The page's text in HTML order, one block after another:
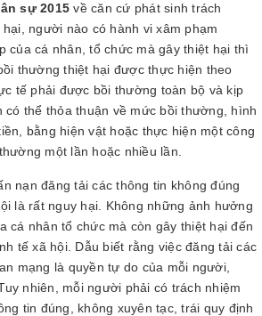
sự 2015 về căn cứ phát sinh trách
người nào có hành vi xâm phạm
của cá nhân, tổ chức mà gây thiệt hại thì
thường thiệt hại được thực hiện theo
tế phải được bồi thường toàn bộ và kịp
có thể thỏa thuận về mức bồi thường, hình
bằng hiện vật hoặc thực hiện một công
một lần hoặc nhiều lần.
nạn đăng tải các thông tin không đúng
là rất nguy hại. Không những ảnh hưởng
cá nhân tổ chức mà còn gây thiệt hại đến
tế xã hội. Dẫu biết rằng việc đăng tải các
mạng là quyền tự do của mỗi người,
nhiên, mỗi người phải có trách nhiệm
tin đúng, không xuyên tạc, trái quy định